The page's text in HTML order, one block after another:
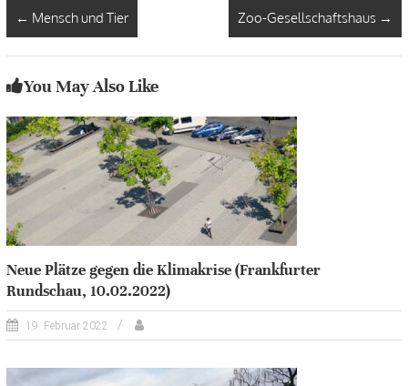
← Mensch und Tier Zoo-Gesellschaftshaus →
You May Also Like
Neue Plätze gegen die Klimakrise (Frankfurter
Rundschau, 10.02.2022)
19. Februar 2022